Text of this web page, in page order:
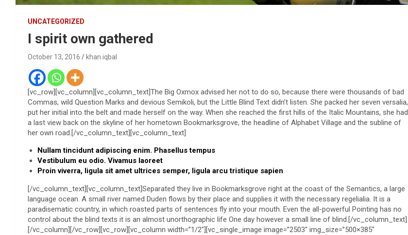
UNCATEGORIZED
I spirit own gathered
October 13, 2016 khan iqbal
[vc_row][vc_column][vc_column_text]The Big Oxmox advised her not to do so, because there were thousands of bad
Commas, wild Question Marks and devious Semikoli, but the Little Blind Text didn’t listen. She packed her seven versalia,
put her initial into the belt and made herself on the way. When she reached the first hills of the Italic Mountains, she had
a last view back on the skyline of her hometown Bookmarksgrove, the headline of Alphabet Village and the subline of
her own road.[/vc_column_text][vc_column_text]
Nullam tincidunt adipiscing enim. Phasellus tempus
Vestibulum eu odio. Vivamus laoreet
Proin viverra, ligula sit amet ultrices semper, ligula arcu tristique sapien
[/vc_column_text][vc_column_text]Separated they live in Bookmarksgrove right at the coast of the Semantics, a large
language ocean. A small river named Duden flows by their place and supplies it with the necessary regelialia. It is a
paradisematic country, in which roasted parts of sentences fly into your mouth. Even the all-powerful Pointing has no
control about the blind texts it is an almost unorthographic life One day however a small line of blind.[/vc_column_text]
[/vc_column][/vc_row][vc_row][vc_column width=”1/2″][vc_single_image image=”2503″ img_size=”500×385″